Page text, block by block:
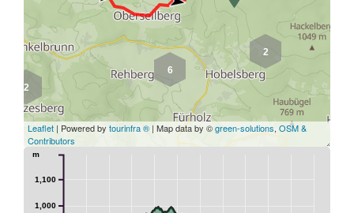
2
6
2
Leaflet | Powered by tourinfra ® | Map data by ©green-solutions, OSM &
Contributors
1,000
1,100
m